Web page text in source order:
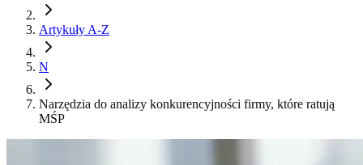
Artykuły A-Z
N
Narzędzia do analizy konkurencyjności firmy, które ratują
MŚP